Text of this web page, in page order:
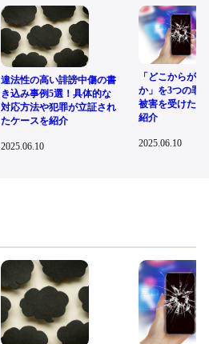
違法性の高い誹謗中傷の書
き込み事例5選！具体的な
対応方法や犯罪が立証され
たケースを紹介
2025.06.10
「どこからが
か」を3つの罪
被害を受けた際
紹介
2025.06.10